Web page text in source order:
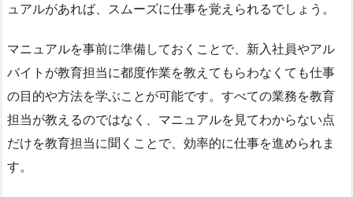
ュアルがあれば、スムーズに仕事を覚えられるでしょう。
マニュアルを事前に準備しておくことで、新入社員やアル
バイトが教育担当に都度作業を教えてもらわなくても仕事
の目的や方法を学ぶことが可能です。すべての業務を教育
担当が教えるのではなく、マニュアルを見てわからない点
だけを教育担当に聞くことで、効率的に仕事を進められま
す。